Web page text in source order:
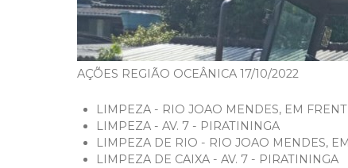
AÇÕES REGIÃO OCEÂNICA 17/10/2022
LIMPEZA - RIO JOAO MENDES, EM
LIMPEZA - AV. 7 - PIRATININGA
LIMPEZA DE RIO - RIO JOAO MENDES,
LIMPEZA DE CAIXA - AV. 7 - PIRATININGA